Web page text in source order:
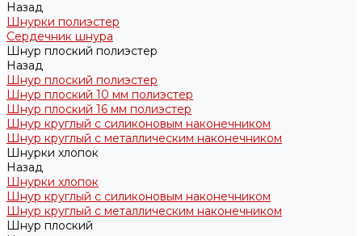
Назад
Шнурки полиэстер
Сердечник шнура
Шнур плоский полиэстер
Назад
Шнур плоский полиэстер
Шнур плоский 10 мм полиэстер
Шнур плоский 16 мм полиэстер
Шнур круглый с силиконовым наконечником
Шнур круглый с металлическим наконечником
Шнурки хлопок
Назад
Шнурки хлопок
Шнур круглый с силиконовым наконечником
Шнур круглый с металлическим наконечником
Шнур плоский